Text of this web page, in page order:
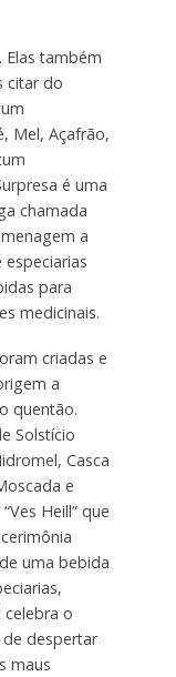
Elas também
citar do
Mel, Açafrão,
é uma
chamada
a
especiarias
para
medicinais.
criadas e
a
quentão.
Solstício
Casca
e
Heill” que
uma bebida
celebra o
despertar
maus